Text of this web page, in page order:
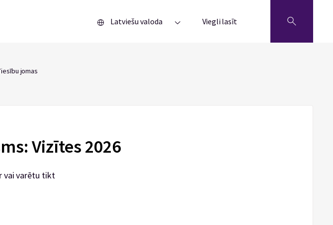
Latviešu valoda Viegli lasīt
jomas
Vizītes 2026
vai varētu tikt